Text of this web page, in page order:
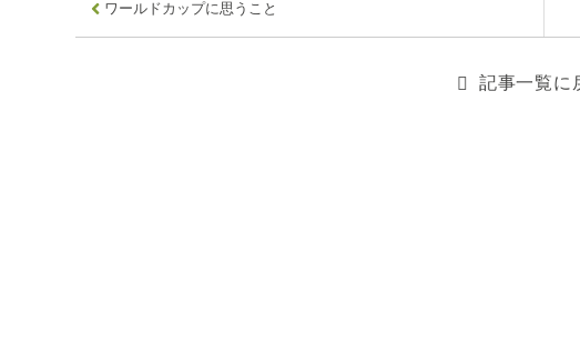
ワールドカップに思うこと
記事一覧に